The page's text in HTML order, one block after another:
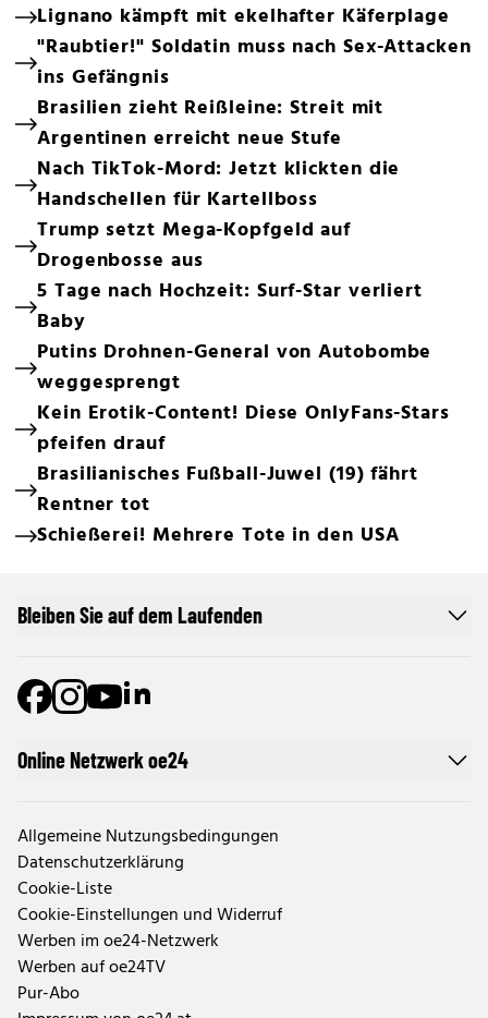
Lignano kämpft mit ekelhafter Käferplage
"Raubtier!" Soldatin muss nach Sex-Attacken
ins Gefängnis
Brasilien zieht Reißleine: Streit mit
Argentinen erreicht neue Stufe
Nach TikTok-Mord: Jetzt klickten die
Handschellen für Kartellboss
Trump setzt Mega-Kopfgeld auf
Drogenbosse aus
5 Tage nach Hochzeit: Surf-Star verliert
Baby
Putins Drohnen-General von Autobombe
weggesprengt
Kein Erotik-Content! Diese OnlyFans-Stars
pfeifen drauf
Brasilianisches Fußball-Juwel (19) fährt
Rentner tot
Schießerei! Mehrere Tote in den USA
Online Netzwerk oe24
Allgemeine Nutzungsbedingungen
Datenschutzerklärung
Cookie-Liste
Cookie-Einstellungen und Widerruf
Werben im oe24-Netzwerk
Werben auf oe24TV
Pur-Abo
Bleiben Sie auf dem Laufenden